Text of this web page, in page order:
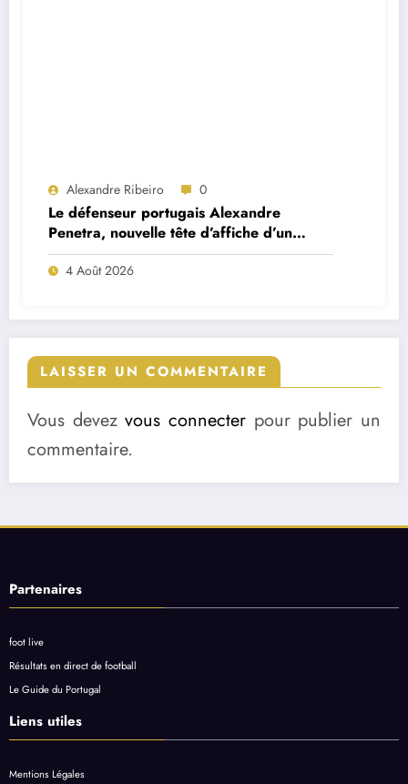
Alexandre Ribeiro 0
Le défenseur portugais Alexandre
Penetra, nouvelle tête d’affiche d’un
projet très ambitieux
4 Août 2026
LAISSER UN COMMENTAIRE
Vous devezvous connecter pour publier un
commentaire.
Partenaires
foot live
Résultats en direct de football
Le Guide du Portugal
Liens utiles
Mentions Légales